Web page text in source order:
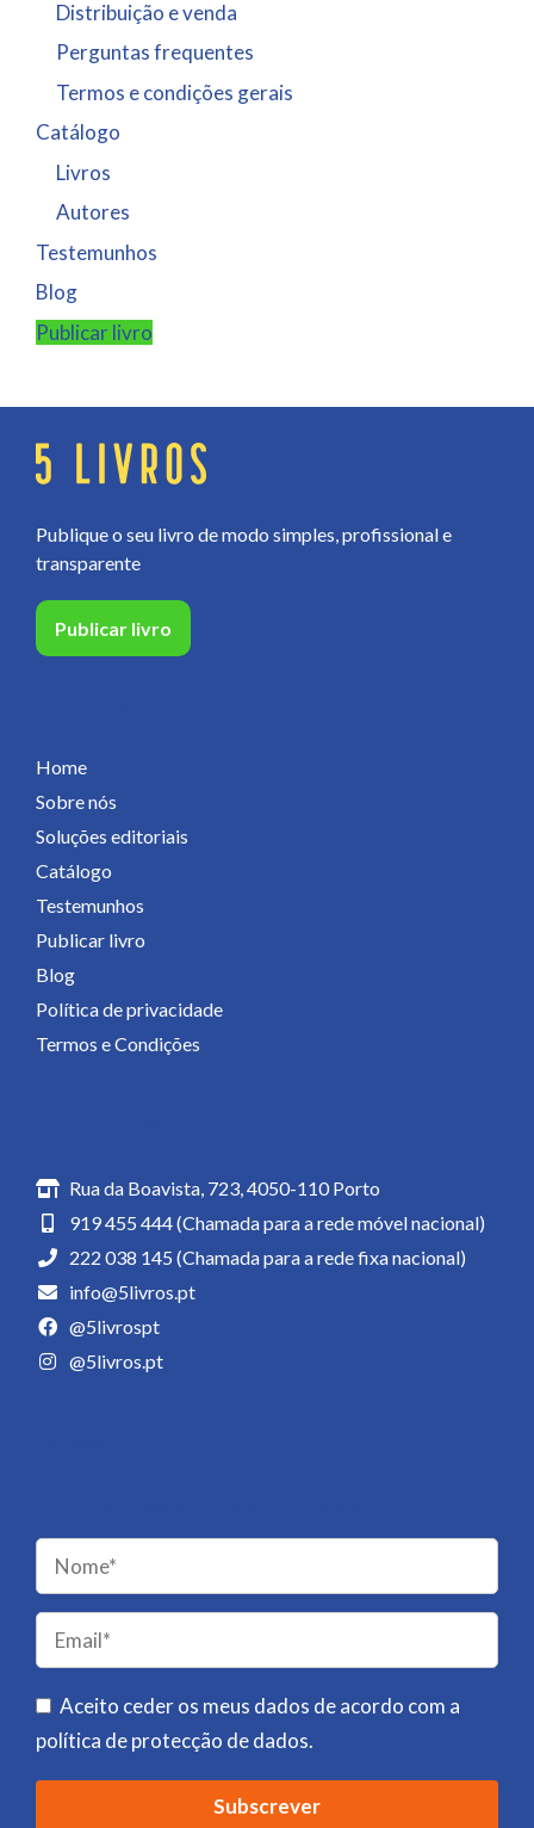
Distribuição e venda
Perguntas frequentes
Termos e condições gerais
Catálogo
Livros
Autores
Testemunhos
Blog
Publicar livro
Publique o seu livro de modo simples, profissional e
transparente
Publicar livro
Home
Sobre nós
Soluções editoriais
Catálogo
Testemunhos
Publicar livro
Blog
Política de privacidade
Termos e Condições
Rua da Boavista, 723, 4050-110 Porto
919 455 444 (Chamada para a rede móvel nacional)
222 038 145 (Chamada para a rede fixa nacional)
info@5livros.pt
@5livrospt
@5livros.pt
Please
leave
this
field
empty.
Aceito ceder os meus dados de acordo com a
política de protecção de dados.